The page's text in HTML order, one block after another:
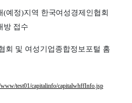
(예정)지 역 한국여성경제인협회
방 접수
회 및 여성기업종합정보포털 홈
test01/capitalinfo/capitalwhffInfo.jsp